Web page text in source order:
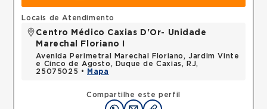
Compartilhe este perfil
Locais de Atendimento
Centro Médico Caxias D'Or- Unidade
Marechal Floriano I
Avenida Perimetral Marechal Floriano, Jardim Vinte
e Cinco de Agosto, Duque de Caxias, RJ,
25075025 •
Mapa